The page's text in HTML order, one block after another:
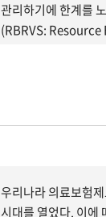
관리하기에 한계를
(RBRVS: Resource
진료비지불을 질병
우리나라 의료보험
시대를 열었다. 이에